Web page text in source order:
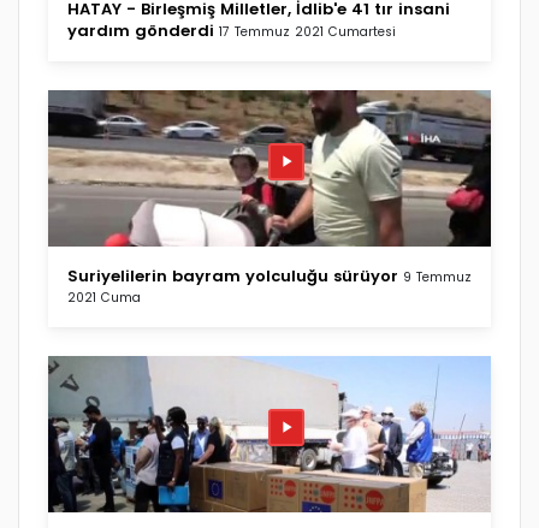
HATAY - Birleşmiş Milletler, İdlib'e 41 tır insani
yardım gönderdi 17 Temmuz 2021 Cumartesi
Suriyelilerin bayram yolculuğu sürüyor 9 Temmuz
2021 Cuma